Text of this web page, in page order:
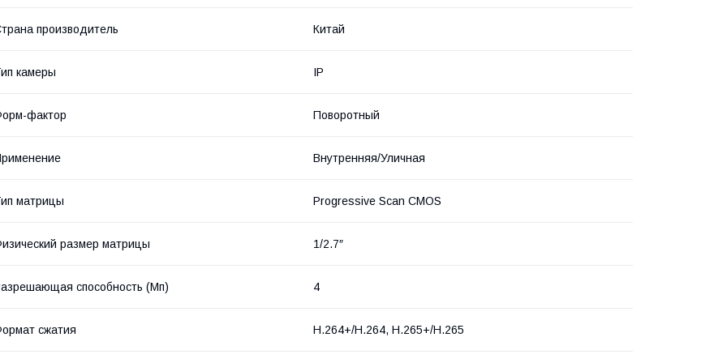
производитель Китай
камеры IP
фактор Поворотный
Внутренняя/Уличная
матрицы Progressive Scan CMOS
размер матрицы 1/2.7″
способность (Мп) 4
сжатия H.264+/H.264, H.265+/H.265